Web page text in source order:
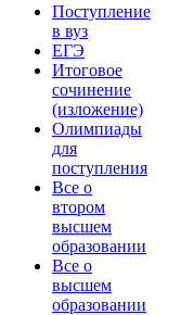
Поступление
в вуз
ЕГЭ
Итоговое
сочинение
(изложение)
Олимпиады
для
поступления
Все о
втором
высшем
образовании
Все о
высшем
образовании